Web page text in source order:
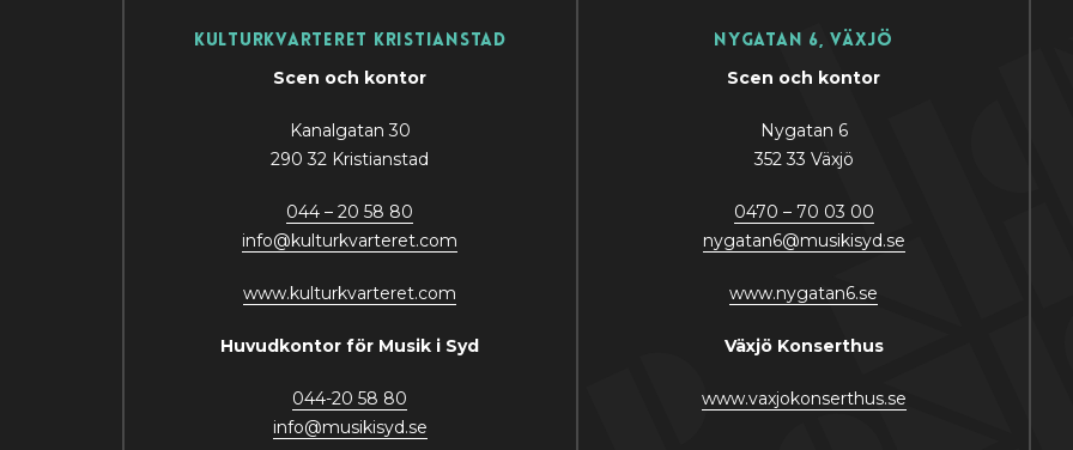
Kulturkvarteret Kristianstad
Scen och kontor
Kanalgatan 30
290 32 Kristianstad
044 – 20 58 80
info@kulturkvarteret.com
www.kulturkvarteret.com
Huvudkontor för Musik i Syd
044-20 58 80
info@musikisyd.se
Nygatan 6, Växjö
Scen och kontor
Nygatan 6
352 33 Växjö
0470 – 70 03 00
nygatan6@musikisyd.se
www.nygatan6.se
Växjö Konserthus
www.vaxjokonserthus.se